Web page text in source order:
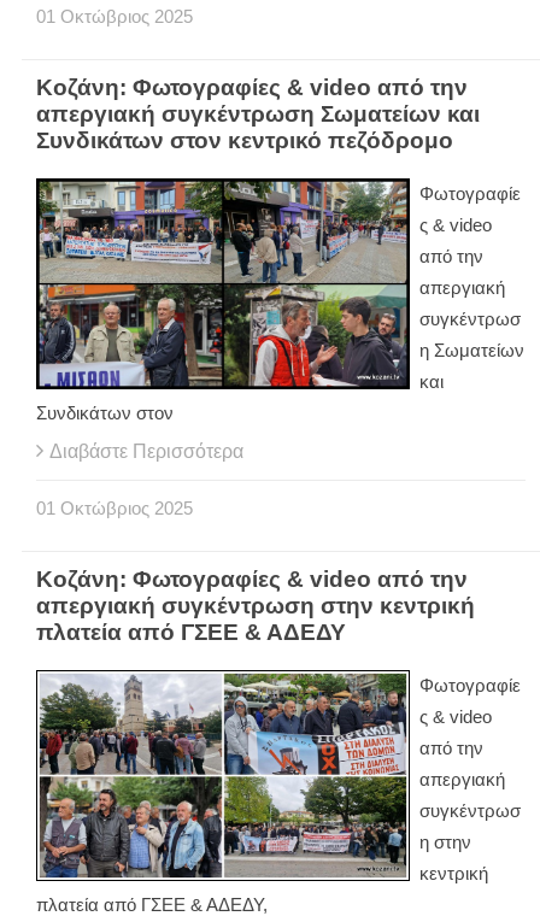
01 Οκτώβριος 2025
Κοζάνη: Φωτογραφίες & video από την
απεργιακή συγκέντρωση Σωματείων και
Συνδικάτων στον κεντρικό πεζόδρομο
Φωτογραφίε
ς & video
από την
απεργιακή
συγκέντρωσ
η Σωματείων
και
Συνδικάτων στον
Διαβάστε Περισσότερα
01 Οκτώβριος 2025
Κοζάνη: Φωτογραφίες & video από την
απεργιακή συγκέντρωση στην κεντρική
πλατεία από ΓΣΕΕ & ΑΔΕΔΥ
Φωτογραφίε
ς & video
από την
απεργιακή
συγκέντρωσ
η στην
κεντρική
πλατεία από ΓΣΕΕ & ΑΔΕΔΥ,